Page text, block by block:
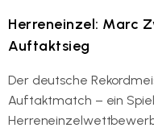
Herreneinzel: Marc
Auftaktsieg
Der deutsche
Auftaktmatch – ein